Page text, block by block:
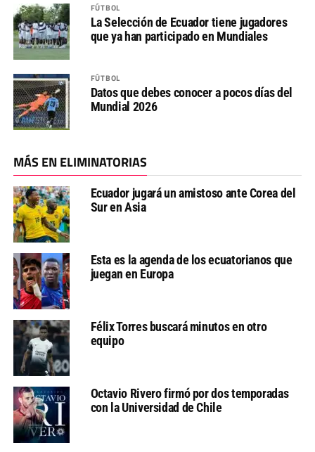
FÚTBOL
La Selección de Ecuador tiene jugadores
que ya han participado en Mundiales
FÚTBOL
Datos que debes conocer a pocos días del
Mundial 2026
MÁS EN ELIMINATORIAS
Ecuador jugará un amistoso ante Corea del
Sur en Asia
Esta es la agenda de los ecuatorianos que
juegan en Europa
Félix Torres buscará minutos en otro
equipo
Octavio Rivero firmó por dos temporadas
con la Universidad de Chile